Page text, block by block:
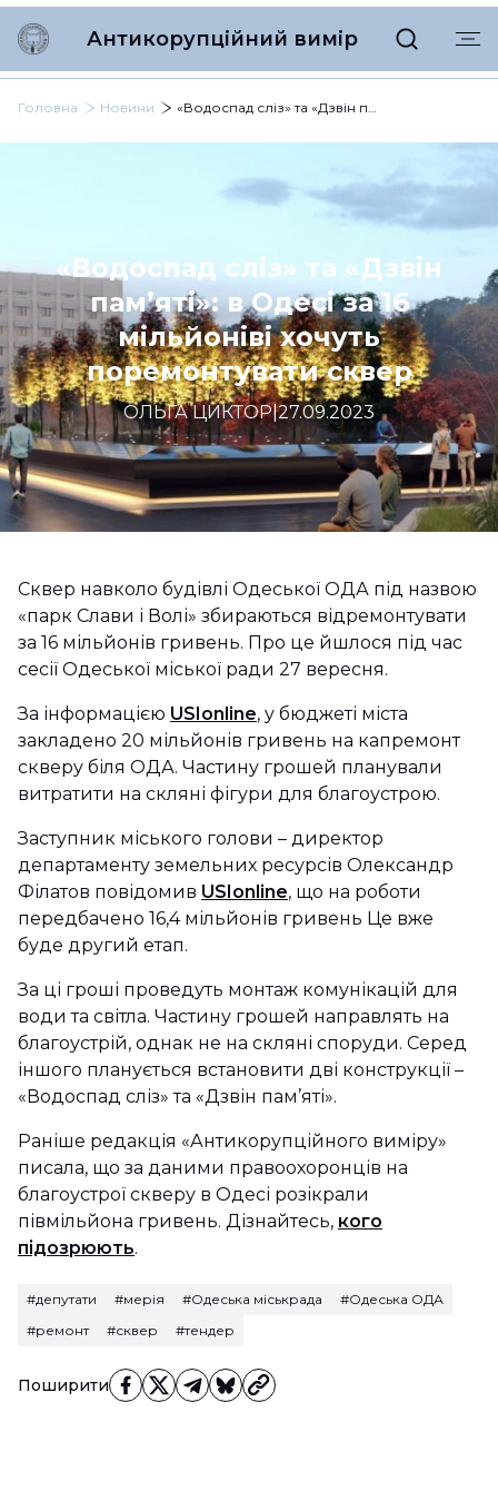
Антикорупційний вимір
Головна Новини «Водоспад сліз» та «Дзвін пам’яті»: в Одесі за 16 мільйоніві хочуть поремонтувати сквер
«Водоспад сліз» та «Дзвін
пам’яті»: в Одесі за 16
мільйоніві хочуть
поремонтувати сквер
ОЛЬГА ЦИКТОР|27.09.2023
Поширити
Сквер навколо будівлі Одеської ОДА під назвою
«парк Слави і Волі» збираються відремонтувати
за 16 мільйонів гривень. Про це йшлося під час
сесії Одеської міської ради 27 вересня.
За інформацією USIonline, у бюджеті міста
закладено 20 мільйонів гривень на капремонт
скверу біля ОДА. Частину грошей планували
витратити на скляні фігури для благоустрою.
Заступник міського голови – директор
департаменту земельних ресурсів Олександр
Філатов повідомив USIonline, що на роботи
передбачено 16,4 мільйонів гривень Це вже
буде другий етап.
За ці гроші проведуть монтаж комунікацій для
води та світла. Частину грошей направлять на
благоустрій, однак не на скляні споруди. Серед
іншого планується встановити дві конструкції –
«Водоспад сліз» та «Дзвін пам’яті».
Раніше редакція «Антикорупційного виміру»
писала, що за даними правоохоронців на
благоустрої скверу в Одесі розікрали
півмільйона гривень. Дізнайтесь, кого
підозрюють.
#депутати #мерія #Одеська міськрада
#Одеська ОДА
#ремонт
#сквер #тендер